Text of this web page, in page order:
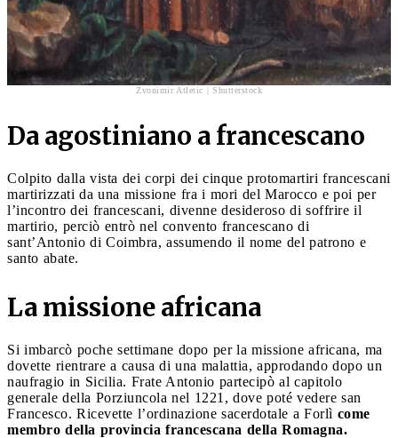
Zvonimir Atletic | Shutterstock
Da agostiniano a francescano
Colpito dalla vista dei corpi dei cinque protomartiri francescani
martirizzati da una missione fra i mori del Marocco e poi per
l’incontro dei francescani, divenne desideroso di soffrire il
martirio, perciò entrò nel convento francescano di
sant’Antonio di Coimbra, assumendo il nome del patrono e
santo abate.
La missione africana
Si imbarcò poche settimane dopo per la missione africana, ma
dovette rientrare a causa di una malattia, approdando dopo un
naufragio in Sicilia. Frate Antonio partecipò al capitolo
generale della Porziuncola nel 1221, dove poté vedere san
Francesco. Ricevette l’ordinazione sacerdotale a Forlì come
membro della provincia francescana della Romagna.